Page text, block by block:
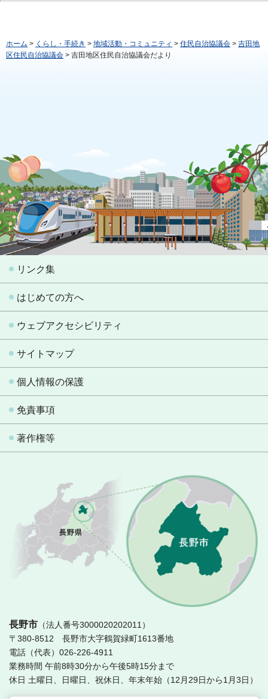
ホーム > くらし・手続き > 地域活動・コミュニティ > 住民自治協議会 > 吉田地
区住民自治協議会 > 吉田地区住民自治協議会だより
リンク集
はじめての方へ
ウェブアクセシビリティ
サイトマップ
個人情報の保護
免責事項
著作権等
長野市 （法人番号3000020202011）
〒380-8512 長野市大字鶴賀緑町1613番地
電話（代表）026-226-4911
業務時間 午前8時30分から午後5時15分まで
休日 土曜日、日曜日、祝休日、年末年始（12月29日から1月3日）